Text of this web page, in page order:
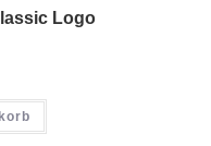
Logo